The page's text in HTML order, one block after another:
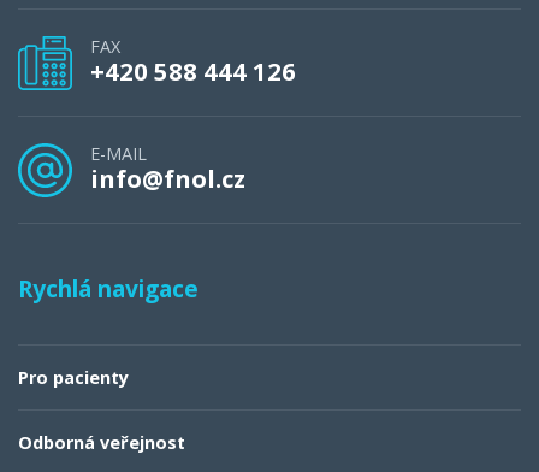
FAX
+420 588 444 126
E-MAIL
info@fnol.cz
Rychlá navigace
Pro pacienty
Odborná veřejnost